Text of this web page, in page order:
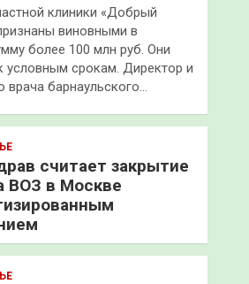
клиники «Добрый
виновными в
более 100 млн руб. Они
условным срокам. Директор и
врача барнаульского…
считает закрытие
ВОЗ в Москве